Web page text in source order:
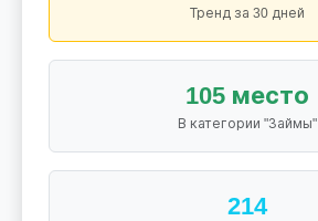
Тренд за 30 дней
105 место
В категории "Займы"
214